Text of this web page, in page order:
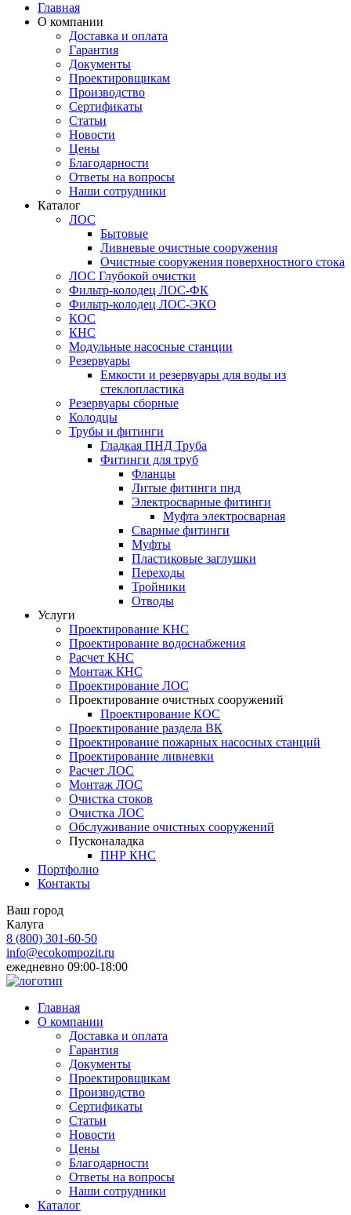
Главная
О компании
Доставка и оплата
Гарантия
Документы
Проектировщикам
Производство
Сертификаты
Статьи
Новости
Цены
Благодарности
Ответы на вопросы
Наши сотрудники
Каталог
ЛОС
Бытовые
Ливневые очистные сооружения
Очистные сооружения поверхностного стока
ЛОС Глубокой очистки
Фильтр-колодец ЛОС-ФК
Фильтр-колодец ЛОС-ЭКО
КОС
КНС
Модульные насосные станции
Резервуары
Емкости и резервуары для воды из
стеклопластика
Резервуары сборные
Колодцы
Трубы и фитинги
Гладкая ПНД Труба
Фитинги для труб
Фланцы
Литые фитинги пнд
Электросварные фитинги
Муфта электросварная
Сварные фитинги
Муфты
Пластиковые заглушки
Переходы
Тройники
Отводы
Услуги
Проектирование КНС
Проектирование водоснабжения
Расчет КНС
Монтаж КНС
Проектирование ЛОС
Проектирование очистных сооружений
Проектирование КОС
Проектирование раздела ВК
Проектирование пожарных насосных станций
Проектирование ливневки
Расчет ЛОС
Монтаж ЛОС
Очистка стоков
Очистка ЛОС
Обслуживание очистных сооружений
Пусконаладка
ПНР КНС
Портфолио
Контакты
Ваш город
Калуга
8 (800) 301-60-50
info@ecokompozit.ru
ежедневно 09:00-18:00
Главная
О компании
Доставка и оплата
Гарантия
Документы
Проектировщикам
Производство
Сертификаты
Статьи
Новости
Цены
Благодарности
Ответы на вопросы
Наши сотрудники
Каталог